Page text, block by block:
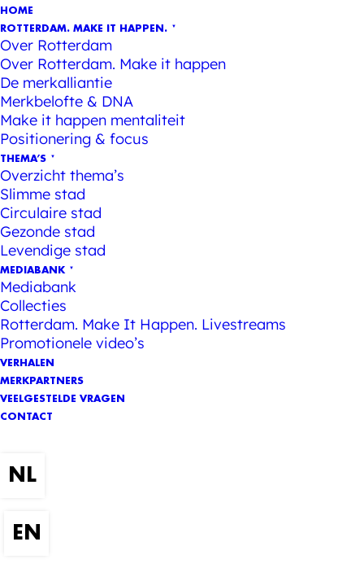
HOME
ROTTERDAM. MAKE IT HAPPEN.
Over Rotterdam
Over Rotterdam. Make it happen
De merkalliantie
Merkbelofte & DNA
Make it happen mentaliteit
Positionering & focus
THEMA’S
Overzicht thema’s
Slimme stad
Circulaire stad
Gezonde stad
Levendige stad
MEDIABANK
Mediabank
Collecties
Rotterdam. Make It Happen. Livestreams
Promotionele video’s
VERHALEN
MERKPARTNERS
VEELGESTELDE VRAGEN
CONTACT